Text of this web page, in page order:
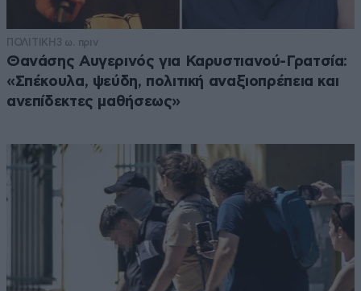
ΠΟΛΙΤΙΚΗ 3 ω. πριν
Θανάσης Αυγερινός για Καρυστιανού-Γρατσία:
«Σπέκουλα, ψεύδη, πολιτική αναξιοπρέπεια και
ανεπίδεκτες μαθήσεως»